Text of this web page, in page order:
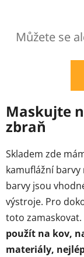
Můžete se
Maskujte
zbraň
Skladem zde
kamuflážní
barvy jsou
výstroje. Pro
toto zamaskovat.
použít na kov,
materiály,